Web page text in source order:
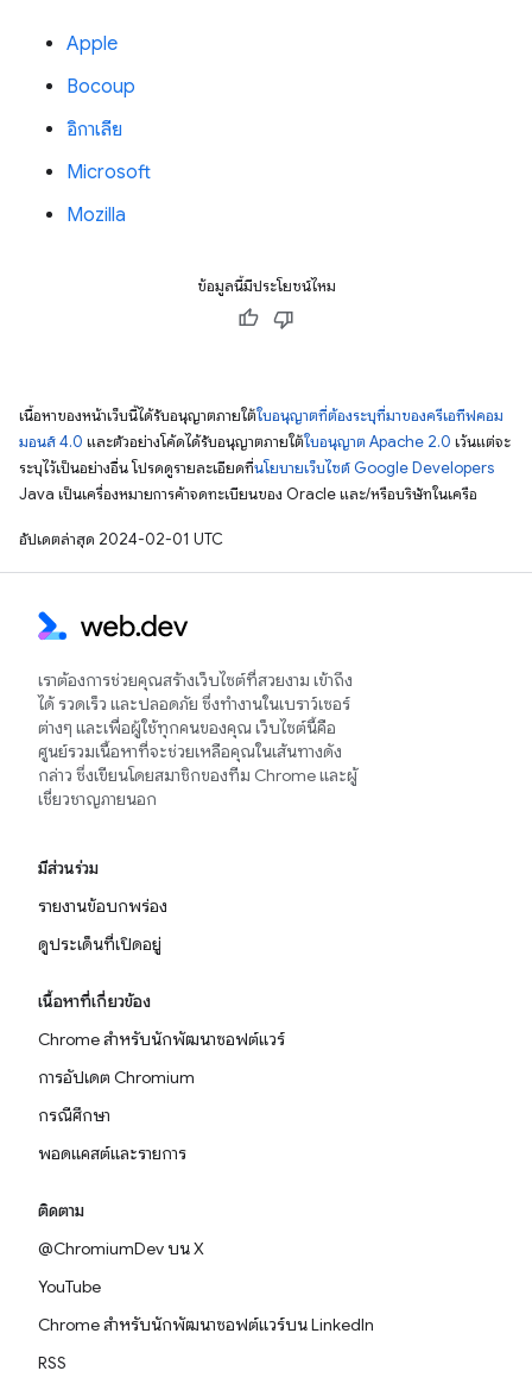
Apple
Bocoup
อิกาเลีย
Microsoft
Mozilla
ข้อมูลนี้มีประโยชน์ไหม
เนื้อหาของหน้าเว็บนี้ได้รับอนุญาตภายใต้ใบอนุญาตที่ต้องระบุที่มาของครีเอทีฟคอม
มอนส์ 4.0 และตัวอย่างโค้ดได้รับอนุญาตภายใต้ใบอนุญาต Apache 2.0 เว้นแต่จะ
ระบุไว้เป็นอย่างอื่น โปรดดูรายละเอียดที่นโยบายเว็บไซต์ Google Developers
Java เป็นเครื่องหมายการค้าจดทะเบียนของ Oracle และ/หรือบริษัทในเครือ
อัปเดตล่าสุด 2024-02-01 UTC
เราต้องการช่วยคุณสร้างเว็บไซต์ที่สวยงาม เข้าถึง
ได้ รวดเร็ว และปลอดภัย ซึ่งทำงานในเบราว์เซอร์
ต่างๆ และเพื่อผู้ใช้ทุกคนของคุณ เว็บไซต์นี้คือ
ศูนย์รวมเนื้อหาที่จะช่วยเหลือคุณในเส้นทางดัง
กล่าว ซึ่งเขียนโดยสมาชิกของทีม Chrome และผู้
เชี่ยวชาญภายนอก
มีส่วนร่วม
รายงานข้อบกพร่อง
ดูประเด็นที่เปิดอยู่
เนื้อหาที่เกี่ยวข้อง
Chrome สำหรับนักพัฒนาซอฟต์แวร์
การอัปเดต Chromium
กรณีศึกษา
พอดแคสต์และรายการ
ติดตาม
@ChromiumDev บน X
YouTube
Chrome สำหรับนักพัฒนาซอฟต์แวร์บน LinkedIn
RSS